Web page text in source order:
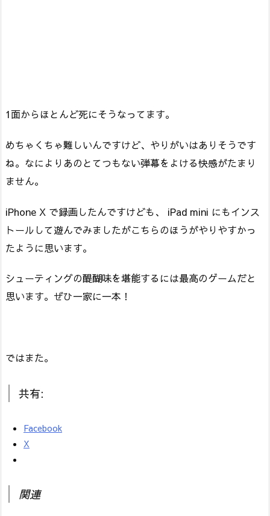
1面からほとんど死にそうなってます。
めちゃくちゃ難しいんですけど、やりがいはありそうです
ね。なによりあのとてつもない弾幕をよける快感がたまり
ません。
iPhone X で録画したんですけども、 iPad mini にもインス
トールして遊んでみましたがこちらのほうがやりやすかっ
たように思います。
シューティングの醍醐味を堪能するには最高のゲームだと
思います。ぜひ一家に一本！
ではまた。
共有:
Facebook
X
関連